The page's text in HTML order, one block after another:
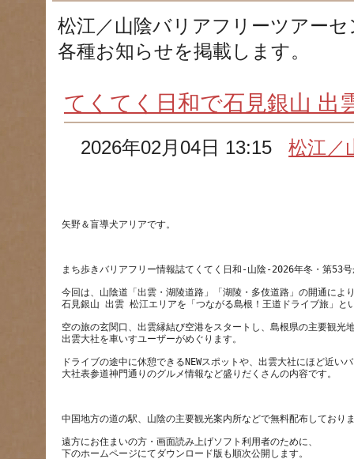
松江／山陰バリアフリーツアー
各種お知らせを掲載します。
てくてく日和で石見銀山 出
2026年02月04日 13:15松江／
今回は、山陰道「出雲・湖陵道路」「湖陵・多伎道路」の開通によ
空の旅の玄関口、出雲縁結び空港をスタートし、島根県の主要観光
ドライブの途中に休憩できるNEWスポットや、出雲大社にほど近い
遠方にお住まいの方・画面読み上げソフト利用者のために、